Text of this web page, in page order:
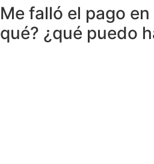
Me falló el pago
qué? ¿qué puedo